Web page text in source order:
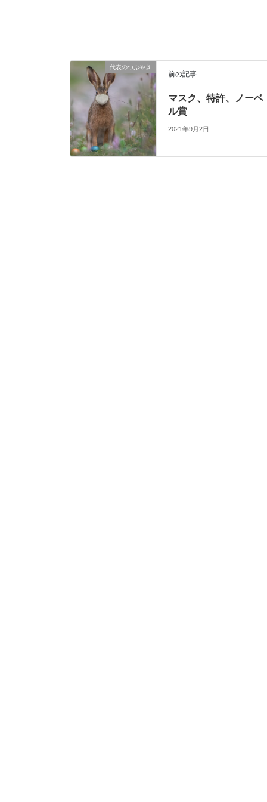
代表のつぶやき
前の記事
マスク、特許、ノーベ
ル賞
2021年9月2日